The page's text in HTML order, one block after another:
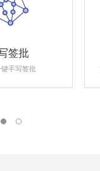
签批
手写签批